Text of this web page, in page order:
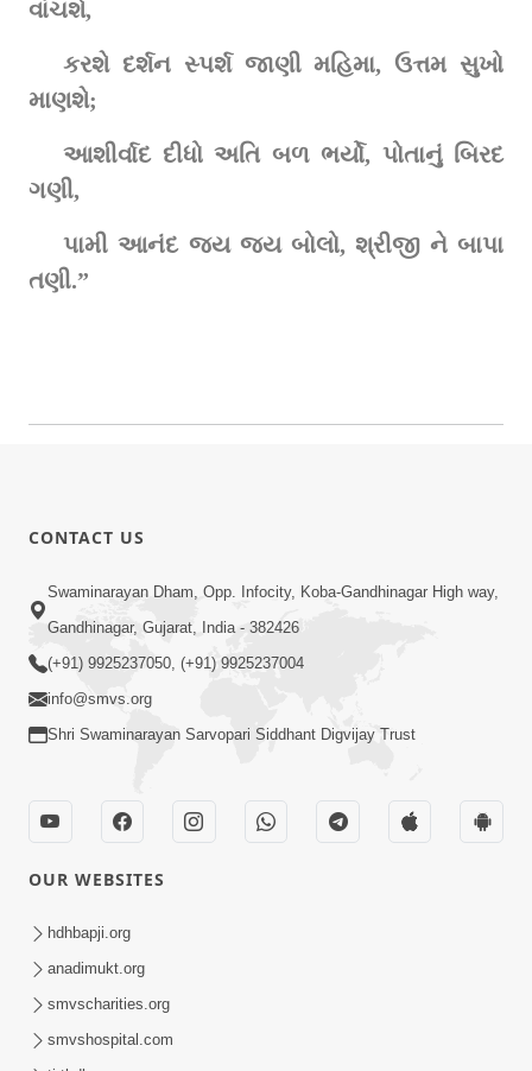
વાંચશે,
કરશે દર્શન સ્પર્શ જાણી મહિમા, ઉત્તમ સુખો
માણશે;
આશીર્વાદ દીધો અતિ બળ ભર્યો, પોતાનું બિરદ
ગણી,
પામી આનંદ જય જય બોલો, શ્રીજી ને બાપા
તણી.”
CONTACT US
Swaminarayan Dham, Opp. Infocity, Koba-Gandhinagar High way,
Gandhinagar, Gujarat, India - 382426
(+91) 9925237050, (+91) 9925237004
info@smvs.org
Shri Swaminarayan Sarvopari Siddhant Digvijay Trust
OUR WEBSITES
hdhbapji.org
anadimukt.org
smvscharities.org
smvshospital.com